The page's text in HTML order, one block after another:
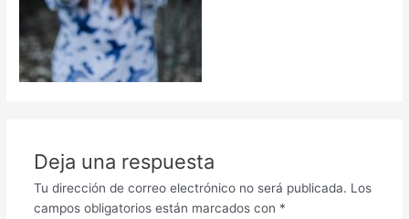
Deja una respuesta
Tu dirección de correo electrónico no será publicada. Los
campos obligatorios están marcados con *